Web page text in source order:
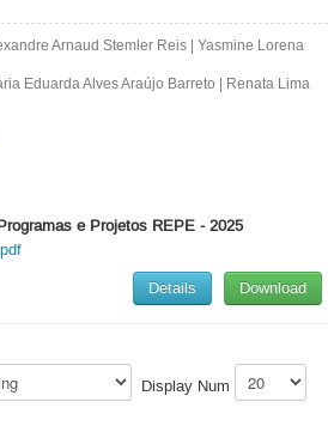
Arnaud Stemler Reis | Yasmine Lorena
Eduarda Alves Araújo Barreto | Renata Lima
e Projetos REPE - 2025
Download
Details
Display Num